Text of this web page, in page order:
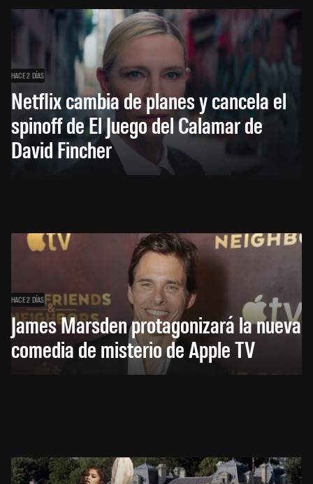
HACE 2 DÍAS
Netflix cambia de planes y cancela el
spinoff de El Juego del Calamar de
David Fincher
HACE 2 DÍAS
James Marsden protagonizará la nueva
comedia de misterio de Apple TV